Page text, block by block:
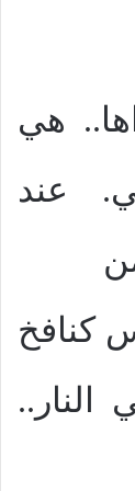
هي
عند
كنافخ